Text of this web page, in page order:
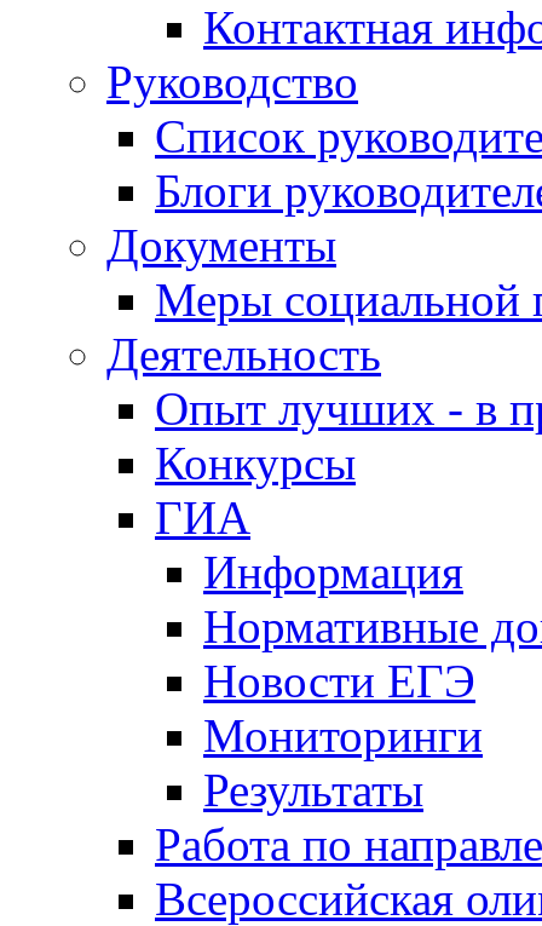
Контактная
Руководство
Список
Блоги
Документы
Меры социальной
Деятельность
Опыт лучших - в
Конкурсы
ГИА
Информация
Нормативные
Новости ЕГЭ
Мониторинги
Результаты
Работа по
Всероссийская